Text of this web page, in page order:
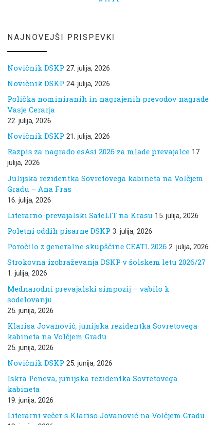
NAJNOVEJŠI PRISPEVKI
Novičnik DSKP 27. julija, 2026
Novičnik DSKP 24. julija, 2026
Polička nominiranih in nagrajenih prevodov nagrade
Vasje Cerarja
22. julija, 2026
Novičnik DSKP 21. julija, 2026
Razpis za nagrado esAsi 2026 za mlade prevajalce 17.
julija, 2026
Julijska rezidentka Sovretovega kabineta na Volčjem
Gradu – Ana Fras
16. julija, 2026
Literarno-prevajalski SateLIT na Krasu 15. julija, 2026
Poletni oddih pisarne DSKP 3. julija, 2026
Poročilo z generalne skupščine CEATL 2026 2. julija, 2026
Strokovna izobraževanja DSKP v šolskem letu 2026/27
1. julija, 2026
Mednarodni prevajalski simpozij – vabilo k
sodelovanju
25. junija, 2026
Klarisa Jovanović, junijska rezidentka Sovretovega
kabineta na Volčjem Gradu
25. junija, 2026
Novičnik DSKP 25. junija, 2026
Iskra Peneva, junijska rezidentka Sovretovega
kabineta
19. junija, 2026
Literarni večer s Klariso Jovanović na Volčjem Gradu